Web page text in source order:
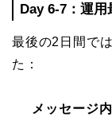
Day 6-7：運
最後の2日間で
た：
メッセージ